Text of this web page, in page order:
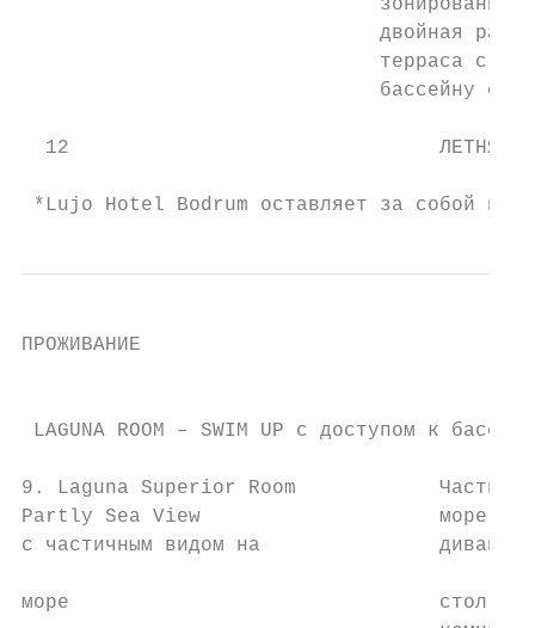
зонирования
двойная
терраса с
бассейну с
12                               ЛЕТНЯЯ
*Lujo Hotel Bodrum оставляет за собой
ПРОЖИВАНИЕ
LAGUNA ROOM – SWIM UP с
9. Laguna Superior Room
Partly Sea View                    море и
с частичным видом на
море                               стол, утюг,